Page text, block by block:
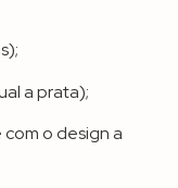
a prata);
o design a